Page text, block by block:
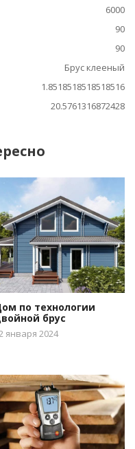
6000
90
90
Брус клееный
1.8518518518518516
20.5761316872428
по технологии
брус
января 2024